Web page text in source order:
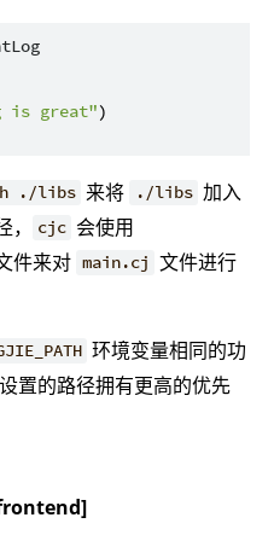
is great")
./libs 来将 ./libs 加入
cjc 会使用
件来对 main.cj 文件进行
环境变量相同的功
设置的路径拥有更高的优先